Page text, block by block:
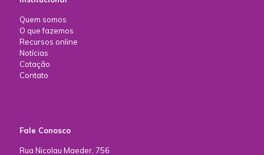
Quem somos
O que fazemos
Recursos online
Notícias
Cotação
Contato
Fale Conosco
Rua Nicolau Maeder, 756